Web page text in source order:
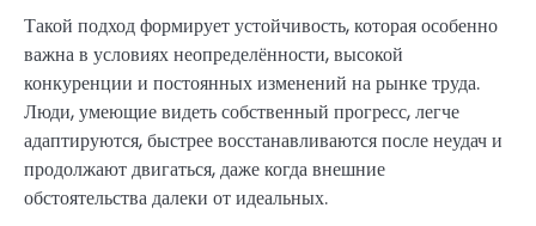
Такой подход формирует устойчивость, которая особенно
важна в условиях неопределённости, высокой
конкуренции и постоянных изменений на рынке труда.
Люди, умеющие видеть собственный прогресс, легче
адаптируются, быстрее восстанавливаются после неудач и
продолжают двигаться, даже когда внешние
обстоятельства далеки от идеальных.